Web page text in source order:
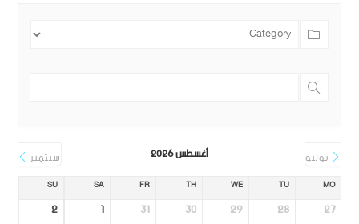
يوليو أغسطس 2026 سبتمبر
MO
TU
WE
TH
FR
SA
SU
27
28
29
30
31
1
2